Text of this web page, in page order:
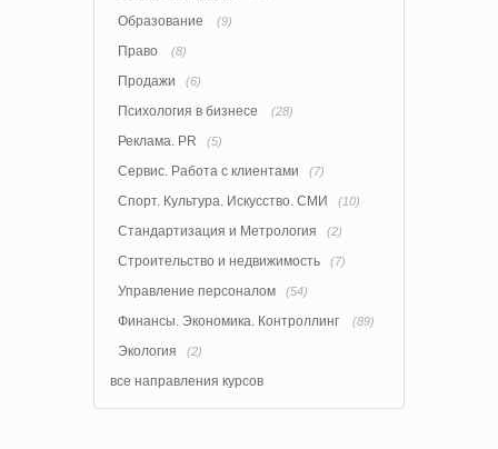
Образование (9)
Право (8)
Продажи (6)
Психология в бизнесе (28)
Реклама. PR (5)
Сервис. Работа с клиентами (7)
Спорт. Культура. Искусство. СМИ (10)
Стандартизация и Метрология (2)
Строительство и недвижимость (7)
Управление персоналом (54)
Финансы. Экономика. Контроллинг (89)
Экология (2)
все направления курсов